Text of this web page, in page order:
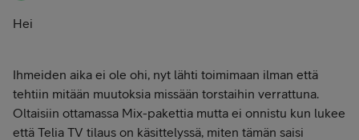
Hei
Ihmeiden aika ei ole ohi, nyt lähti toimimaan ilman että
tehtiin mitään muutoksia missään torstaihin verrattuna.
Oltaisiin ottamassa Mix-pakettia mutta ei onnistu kun lukee
että Telia TV tilaus on käsittelyssä, miten tämän saisi